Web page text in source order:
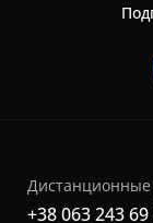
Дистанционные
+38 063 243 69